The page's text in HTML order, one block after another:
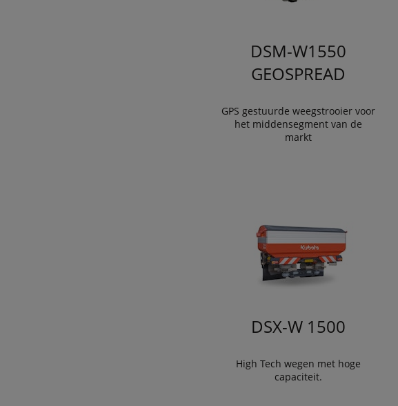
DSM-W1550
GEOSPREAD
GPS gestuurde weegstrooier voor
het middensegment van de
markt
DSX-W 1500
High Tech wegen met hoge
capaciteit.